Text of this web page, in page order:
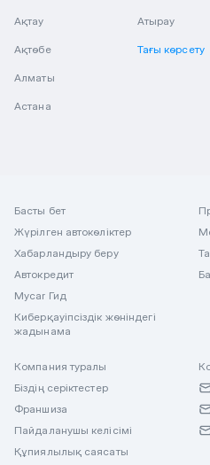
Ақтау
Ақтөбе
Алматы
Астана
Атырау
Тағы көрсету
Басты бет
Жүрілген автокөліктер
Хабарландыру беру
Автокредит
Mycar Гид
Киберқауіпсіздік жөніндегі
жадынама
Компания туралы
Біздің серіктестер
Франшиза
Пайдаланушы келісімі
Құпиялылық саясаты